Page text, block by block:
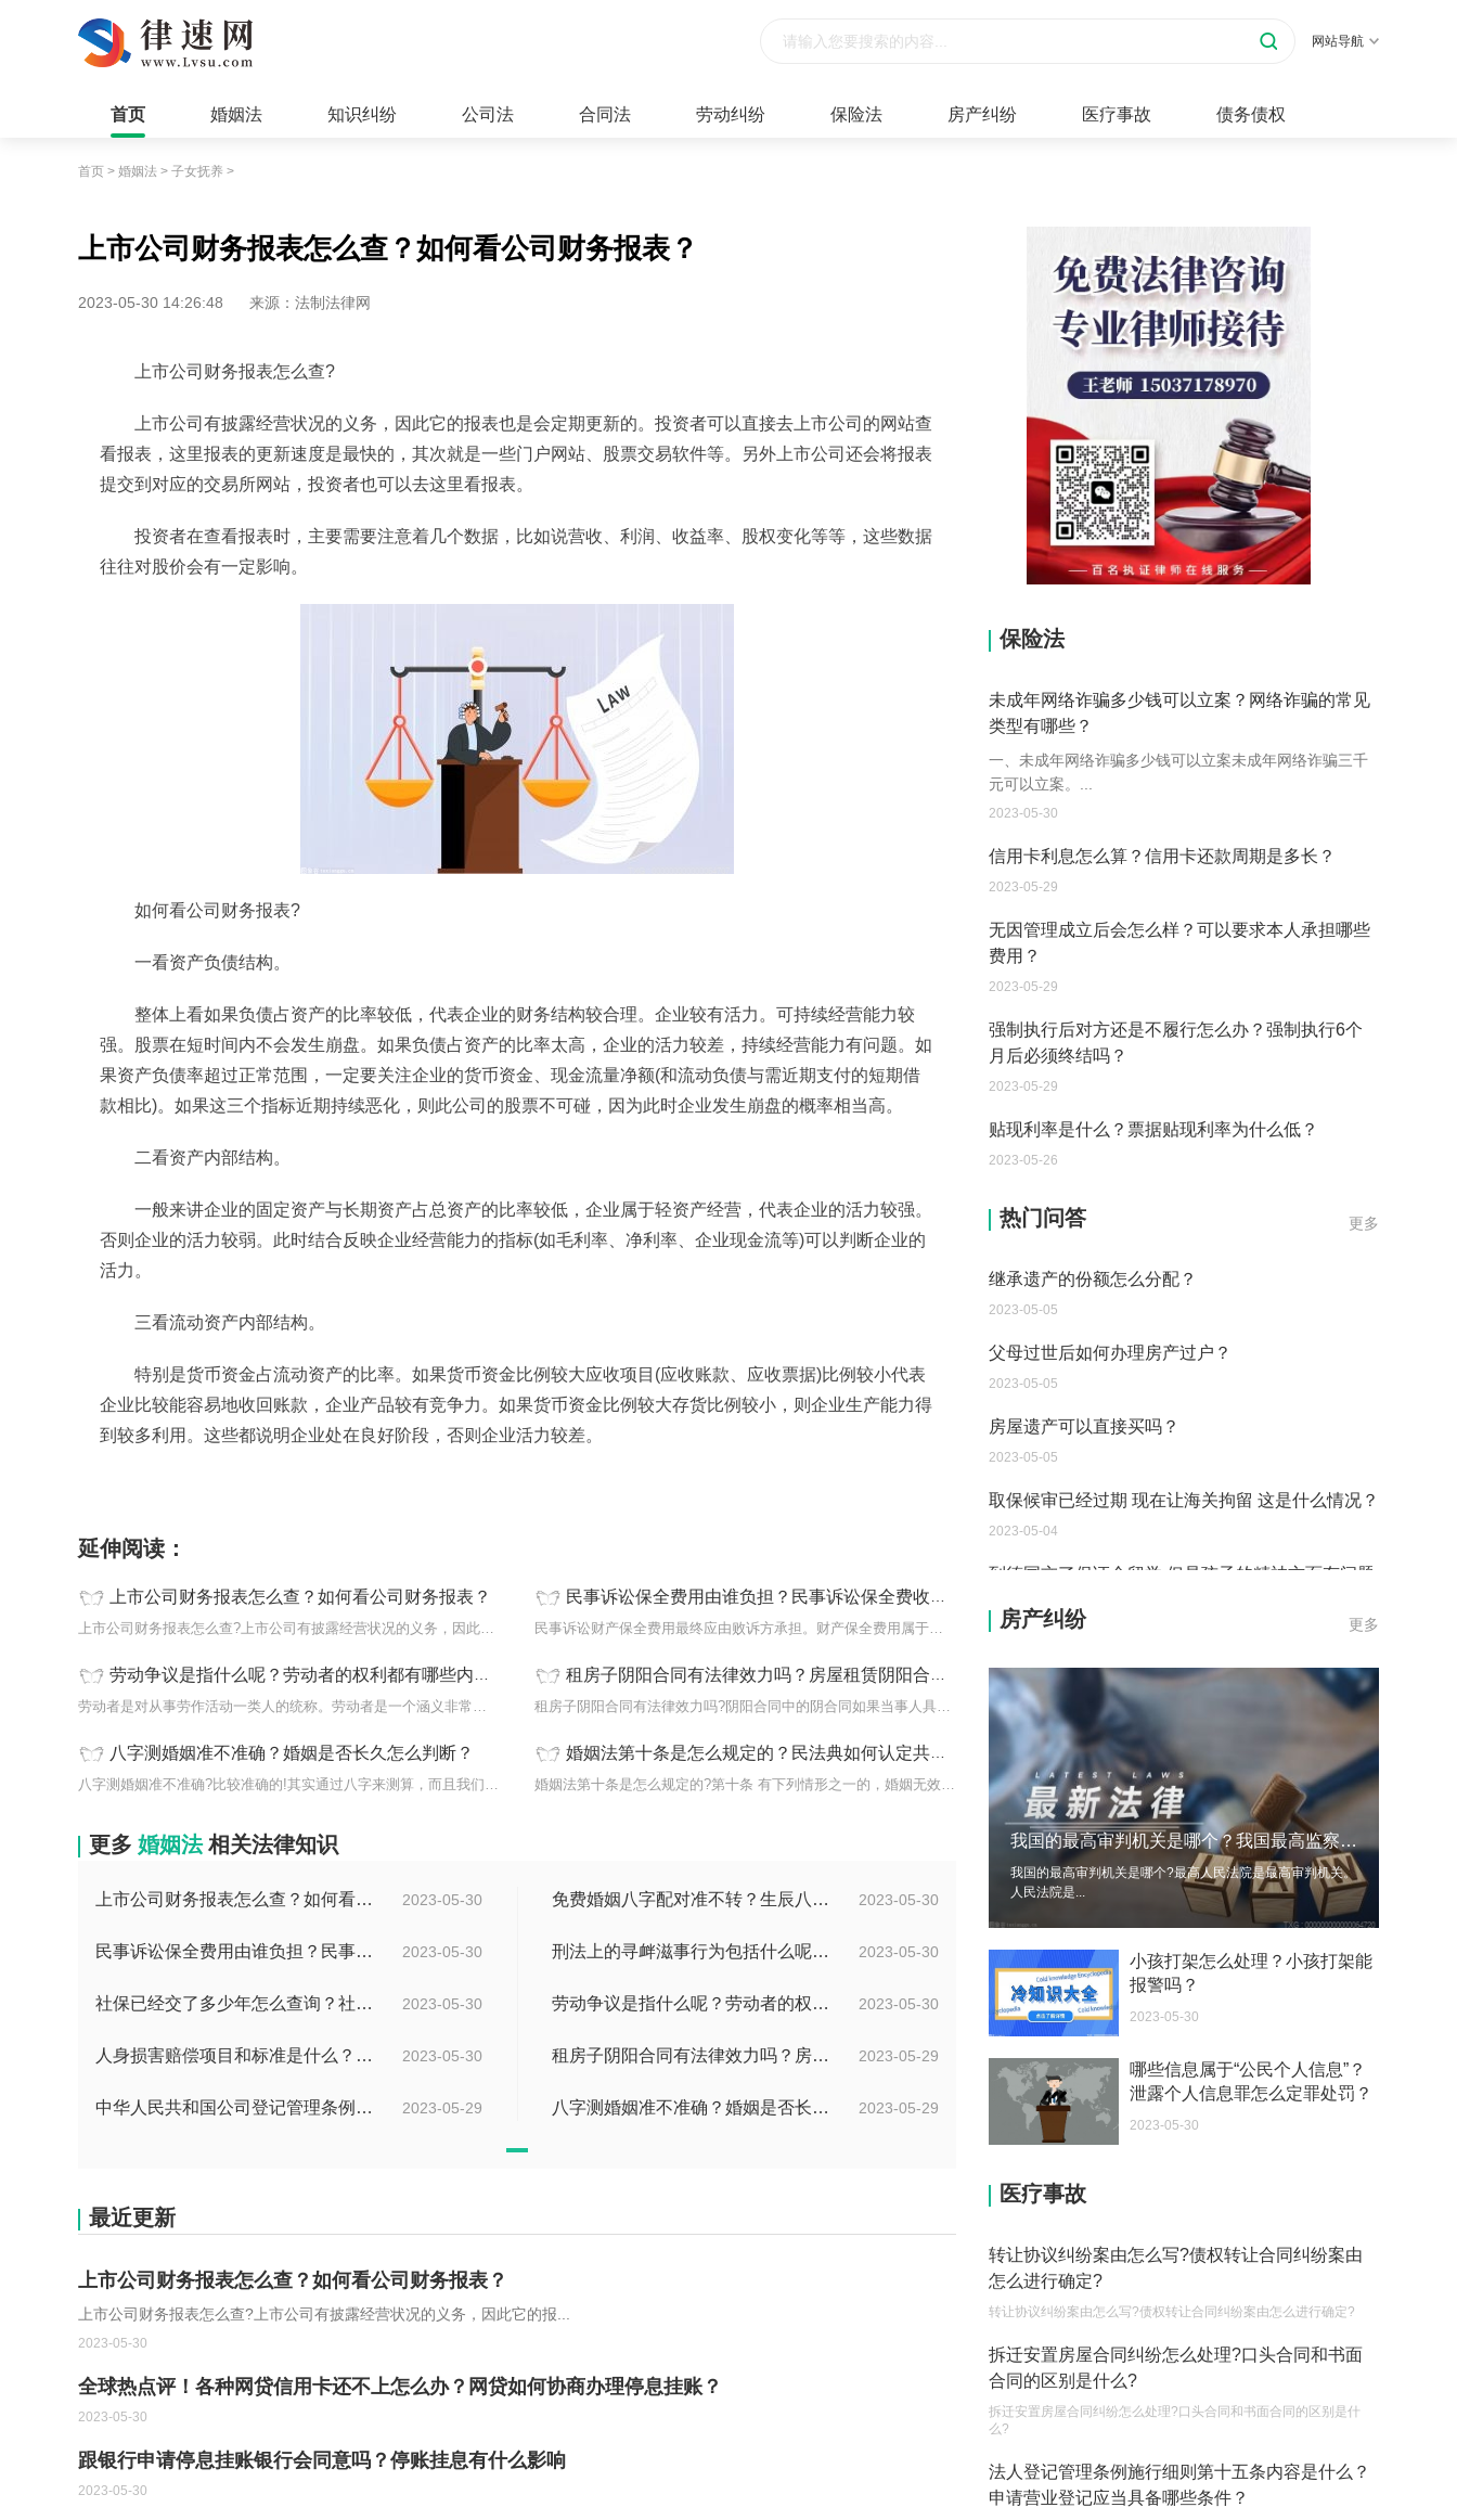
网站导航
首页 婚姻法 知识纠纷 公司法 合同法 劳动纠纷 保险法 房产纠纷 医疗事故 债务债权
首页 > 婚姻法 > 子女抚养 >
上市公司财务报表怎么查？如何看公司财务报表？
2023-05-30 14:26:48 来源：法制法律网
上市公司财务报表怎么查?
上市公司有披露经营状况的义务，因此它的报表也是会定期更新的。投资者可以直接去上市公司的网站查
看报表，这里报表的更新速度是最快的，其次就是一些门户网站、股票交易软件等。另外上市公司还会将报表
提交到对应的交易所网站，投资者也可以去这里看报表。
投资者在查看报表时，主要需要注意着几个数据，比如说营收、利润、收益率、股权变化等等，这些数据
往往对股价会有一定影响。
如何看公司财务报表?
一看资产负债结构。
整体上看如果负债占资产的比率较低，代表企业的财务结构较合理。企业较有活力。可持续经营能力较
强。股票在短时间内不会发生崩盘。如果负债占资产的比率太高，企业的活力较差，持续经营能力有问题。如
果资产负债率超过正常范围，一定要关注企业的货币资金、现金流量净额(和流动负债与需近期支付的短期借
款相比)。如果这三个指标近期持续恶化，则此公司的股票不可碰，因为此时企业发生崩盘的概率相当高。
二看资产内部结构。
一般来讲企业的固定资产与长期资产占总资产的比率较低，企业属于轻资产经营，代表企业的活力较强。
否则企业的活力较弱。此时结合反映企业经营能力的指标(如毛利率、净利率、企业现金流等)可以判断企业的
活力。
三看流动资产内部结构。
特别是货币资金占流动资产的比率。如果货币资金比例较大应收项目(应收账款、应收票据)比例较小代表
企业比较能容易地收回账款，企业产品较有竞争力。如果货币资金比例较大存货比例较小，则企业生产能力得
到较多利用。这些都说明企业处在良好阶段，否则企业活力较差。
延伸阅读：
上市公司财务报表怎么查？如何看公司财务报表？
上市公司财务报表怎么查?上市公司有披露经营状况的义务，因此它的报...
民事诉讼保全费用由谁负担？民事诉讼保全费收费标准
民事诉讼财产保全费用最终应由败诉方承担。财产保全费用属于案件受...
劳动争议是指什么呢？劳动者的权利都有哪些内容？
劳动者是对从事劳作活动一类人的统称。劳动者是一个涵义非常广泛的...
租房子阴阳合同有法律效力吗？房屋租赁阴阳合同的法律问题有哪些？
租房子阴阳合同有法律效力吗?阴阳合同中的阴合同如果当事人具有相应...
八字测婚姻准不准确？婚姻是否长久怎么判断？
八字测婚姻准不准确?比较准确的!其实通过八字来测算，而且我们每一...
婚姻法第十条是怎么规定的？民法典如何认定共同生活？
婚姻法第十条是怎么规定的?第十条 有下列情形之一的，婚姻无效：(...
更多 婚姻法 相关法律知识
2023-05-30
上市公司财务报表怎么查？如何看公司财务报表？ 2023-05-30
免费婚姻八字配对准不转？生辰八字算命婚配是否可信？
2023-05-30
民事诉讼保全费用由谁负担？民事诉讼保全费收费标准 2023-05-30
刑法上的寻衅滋事行为包括什么呢？寻衅滋事怎么定罪？
2023-05-30
社保已经交了多少年怎么查询？社保交满15了没到退休年龄怎么办？ 2023-05-30
劳动争议是指什么呢？劳动者的权利都有哪些内容？
2023-05-30
人身损害赔偿项目和标准是什么？交通事故赔偿项目 2023-05-29
租房子阴阳合同有法律效力吗？房屋租赁阴阳合同的法律问题有哪些？
2023-05-29
中华人民共和国公司登记管理条例的内容有什么？公司减少注册资本的条例都有什么？ 2023-05-29
八字测婚姻准不准确？婚姻是否长久怎么判断？
最近更新
上市公司财务报表怎么查？如何看公司财务报表？
上市公司财务报表怎么查?上市公司有披露经营状况的义务，因此它的报...
2023-05-30
全球热点评！各种网贷信用卡还不上怎么办？网贷如何协商办理停息挂账？
2023-05-30
跟银行申请停息挂账银行会同意吗？停账挂息有什么影响
2023-05-30
保险法
未成年网络诈骗多少钱可以立案？网络诈骗的常见
类型有哪些？
一、未成年网络诈骗多少钱可以立案未成年网络诈骗三千
元可以立案。...
2023-05-30
信用卡利息怎么算？信用卡还款周期是多长？
2023-05-29
无因管理成立后会怎么样？可以要求本人承担哪些
费用？
2023-05-29
强制执行后对方还是不履行怎么办？强制执行6个
月后必须终结吗？
2023-05-29
贴现利率是什么？票据贴现利率为什么低？
2023-05-26
更多
热门问答
遗产继承必须要公证吗？
继承遗产的份额怎么分配？
2023-05-05
父母过世后如何办理房产过户？
2023-05-05
房屋遗产可以直接买吗？
2023-05-05
取保候审已经过期 现在让海关拘留 这是什么情况？
2023-05-04
到德国交了保证金留学 但是孩子的精神方面有问题
2023-05-04
我想问一下申请护照需要带什么证件？
2023-05-04
您好：请问从国外进口的费钢税率是多少？非常感
谢！
2023-05-04
外国旅游签证可以在中国大使馆登记结婚吗？
2023-05-04
我可以在苏州申请护照吗？我所在的地方是云南
2023-05-04
你好 我想问一下外国人来这里工作没有护照该怎么
办？
如何续签居住证 我的1月7日到期
2023-05-04
关报案？
你好 我需要申请去美国结婚的签证 过程是什么？
代理权的产生原因是什么？当我国没有外贸经营权
的企业委托外贸公司进出口贸易时，相关当事人的
权利和责任是什么？
单纯的遗产赠要缴税吗？
2023-05-05
更多
房产纠纷
我国的最高审判机关是哪个？我国最高监察机关是什么？
我国的最高审判机关是哪个?最高人民法院是最高审判机关。
人民法院是...
小孩打架怎么处理？小孩打架能
报警吗？
2023-05-30
哪些信息属于“公民个人信息”？
泄露个人信息罪怎么定罪处罚？
2023-05-30
医疗事故
转让协议纠纷案由怎么写?债权转让合同纠纷案由
怎么进行确定?
转让协议纠纷案由怎么写?债权转让合同纠纷案由怎么进行确定?
拆迁安置房屋合同纠纷怎么处理?口头合同和书面
合同的区别是什么?
拆迁安置房屋合同纠纷怎么处理?口头合同和书面合同的区别是什
么?
法人登记管理条例施行细则第十五条内容是什么？
申请营业登记应当具备哪些条件？